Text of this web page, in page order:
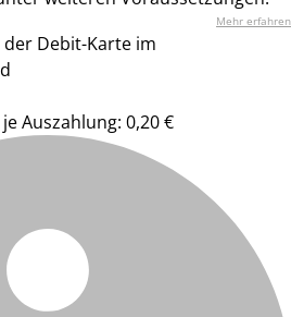
Mehr erfahren
Debit-Karte im
Auszahlung: 0,20 €